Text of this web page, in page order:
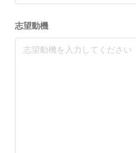
志望動機